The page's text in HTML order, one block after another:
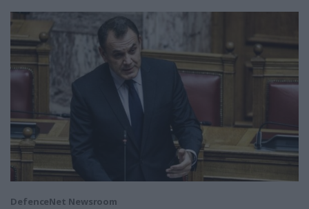
DefenceNet Newsroom